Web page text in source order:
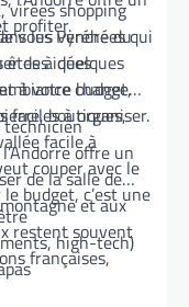
profiter.
virées shopping
vous vendre du
des idées
à votre budget,
faciles à organiser.
les Pyrénées qui
êtes à quelques
change
boutiques,
facile à
couper avec le
budget, c’est une
technicien
offre un
de la salle de
et aux
restent souvent
françaises,
high-tech)